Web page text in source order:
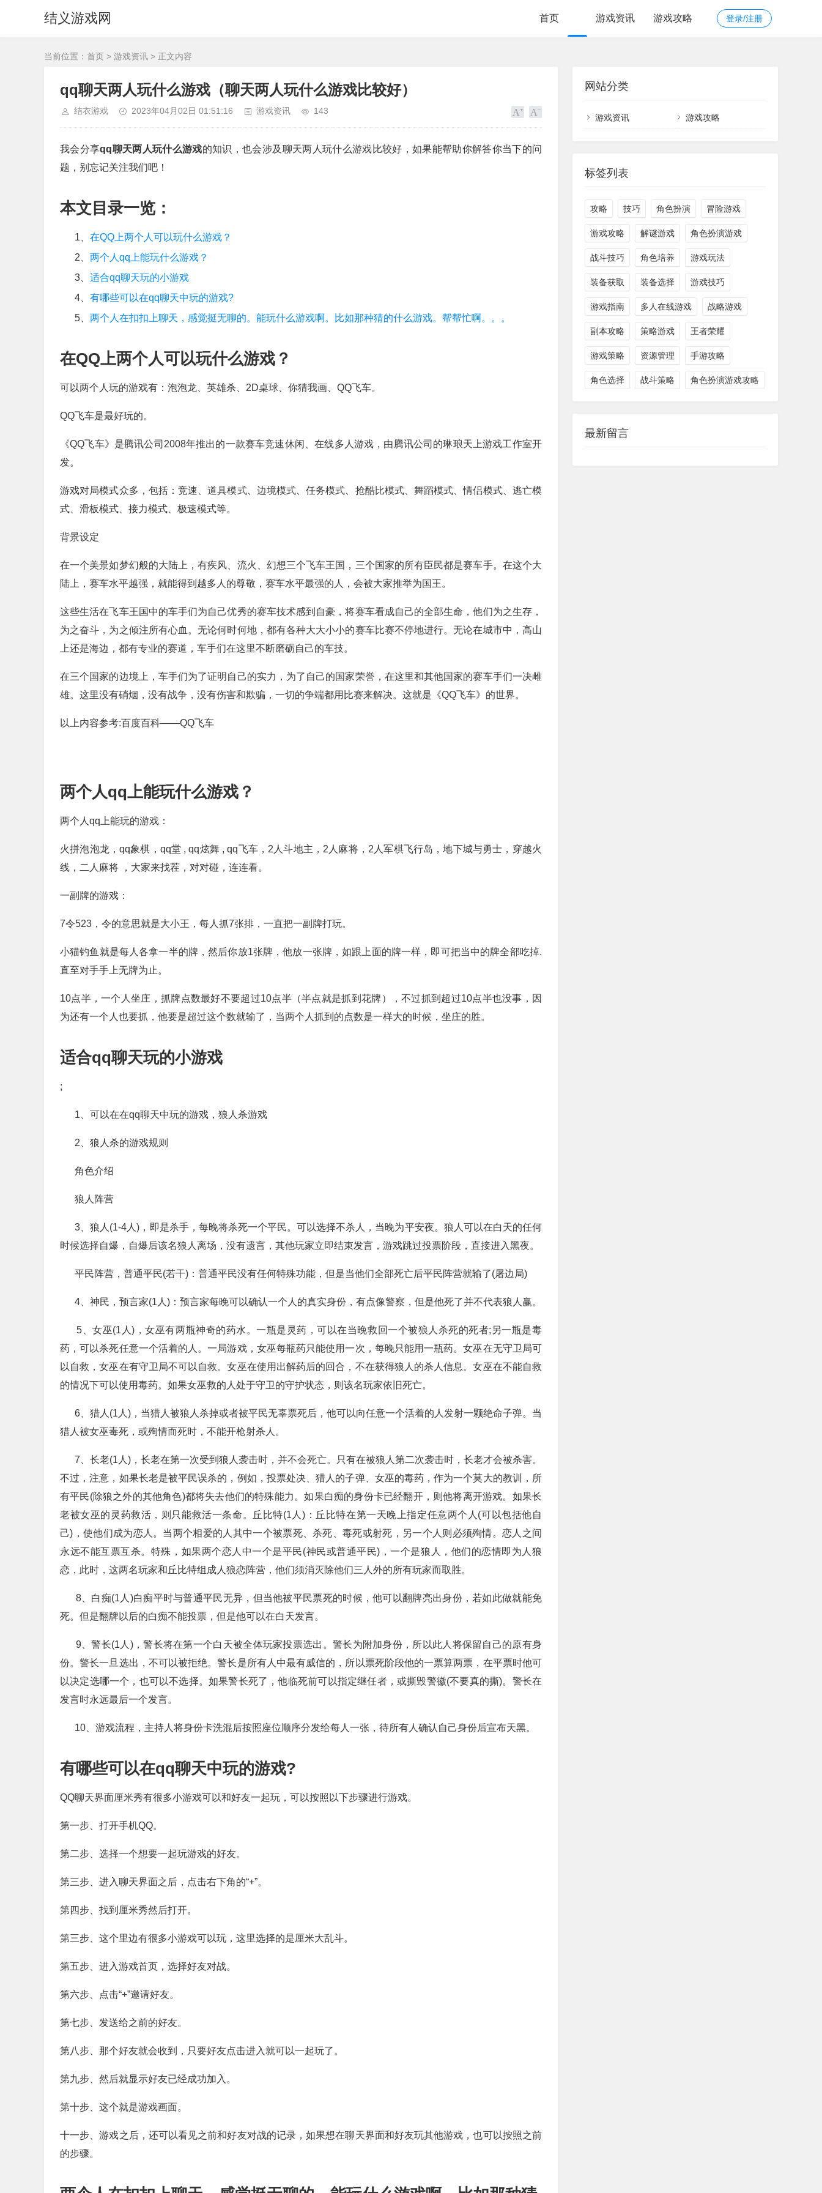
结义游戏网 登录/注册
首页 游戏资讯 游戏攻略
当前位置： 首页 > 游戏资讯 > 正文内容
qq聊天两人玩什么游戏（聊天两人玩什么游戏比较好）
结衣游戏 2023年04月02日 01:51:16 游戏资讯 143
我会分享qq聊天两人玩什么游戏的知识，也会涉及聊天两人玩什么游戏比较好，如果能帮助你解答你当下的问
题，别忘记关注我们吧！
本文目录一览：
1、 在QQ上两个人可以玩什么游戏？
2、 两个人qq上能玩什么游戏？
3、 适合qq聊天玩的小游戏
4、 有哪些可以在qq聊天中玩的游戏?
5、 两个人在扣扣上聊天，感觉挺无聊的。能玩什么游戏啊。比如那种猜的什么游戏。帮帮忙啊。。。
在QQ上两个人可以玩什么游戏？
可以两个人玩的游戏有：泡泡龙、英雄杀、2D桌球、你猜我画、QQ飞车。
QQ飞车是最好玩的。
《QQ飞车》是腾讯公司2008年推出的一款赛车竞速休闲、在线多人游戏，由腾讯公司的琳琅天上游戏工作室开
发。
游戏对局模式众多，包括：竞速、道具模式、边境模式、任务模式、抢酷比模式、舞蹈模式、情侣模式、逃亡模
式、滑板模式、接力模式、极速模式等。
背景设定
在一个美景如梦幻般的大陆上，有疾风、流火、幻想三个飞车王国，三个国家的所有臣民都是赛车手。在这个大
陆上，赛车水平越强，就能得到越多人的尊敬，赛车水平最强的人，会被大家推举为国王。
这些生活在飞车王国中的车手们为自己优秀的赛车技术感到自豪，将赛车看成自己的全部生命，他们为之生存，
为之奋斗，为之倾注所有心血。无论何时何地，都有各种大大小小的赛车比赛不停地进行。无论在城市中，高山
上还是海边，都有专业的赛道，车手们在这里不断磨砺自己的车技。
在三个国家的边境上，车手们为了证明自己的实力，为了自己的国家荣誉，在这里和其他国家的赛车手们一决雌
雄。这里没有硝烟，没有战争，没有伤害和欺骗，一切的争端都用比赛来解决。这就是《QQ飞车》的世界。
以上内容参考:百度百科——QQ飞车
两个人qq上能玩什么游戏？
两个人qq上能玩的游戏：
火拼泡泡龙，qq象棋，qq堂 , qq炫舞 , qq飞车，2人斗地主，2人麻将，2人军棋飞行岛，地下城与勇士，穿越火
线，二人麻将 ，大家来找茬，对对碰，连连看。
一副牌的游戏：
7令523，令的意思就是大小王，每人抓7张排，一直把一副牌打玩。
小猫钓鱼就是每人各拿一半的牌，然后你放1张牌，他放一张牌，如跟上面的牌一样，即可把当中的牌全部吃掉.
直至对手手上无牌为止。
10点半，一个人坐庄，抓牌点数最好不要超过10点半（半点就是抓到花牌），不过抓到超过10点半也没事，因
为还有一个人也要抓，他要是超过这个数就输了，当两个人抓到的点数是一样大的时候，坐庄的胜。
适合qq聊天玩的小游戏
;
1、可以在在qq聊天中玩的游戏，狼人杀游戏
2、狼人杀的游戏规则
角色介绍
狼人阵营
3、狼人(1-4人)，即是杀手，每晚将杀死一个平民。可以选择不杀人，当晚为平安夜。狼人可以在白天的任何
时候选择自爆，自爆后该名狼人离场，没有遗言，其他玩家立即结束发言，游戏跳过投票阶段，直接进入黑夜。
平民阵营，普通平民(若干)：普通平民没有任何特殊功能，但是当他们全部死亡后平民阵营就输了(屠边局)
4、神民，预言家(1人)：预言家每晚可以确认一个人的真实身份，有点像警察，但是他死了并不代表狼人赢。
5、女巫(1人)，女巫有两瓶神奇的药水。一瓶是灵药，可以在当晚救回一个被狼人杀死的死者;另一瓶是毒
药，可以杀死任意一个活着的人。一局游戏，女巫每瓶药只能使用一次，每晚只能用一瓶药。女巫在无守卫局可
以自救，女巫在有守卫局不可以自救。女巫在使用出解药后的回合，不在获得狼人的杀人信息。女巫在不能自救
的情况下可以使用毒药。如果女巫救的人处于守卫的守护状态，则该名玩家依旧死亡。
6、猎人(1人)，当猎人被狼人杀掉或者被平民无辜票死后，他可以向任意一个活着的人发射一颗绝命子弹。当
猎人被女巫毒死，或殉情而死时，不能开枪射杀人。
7、长老(1人)，长老在第一次受到狼人袭击时，并不会死亡。只有在被狼人第二次袭击时，长老才会被杀害。
不过，注意，如果长老是被平民误杀的，例如，投票处决、猎人的子弹、女巫的毒药，作为一个莫大的教训，所
有平民(除狼之外的其他角色)都将失去他们的特殊能力。如果白痴的身份卡已经翻开，则他将离开游戏。如果长
老被女巫的灵药救活，则只能救活一条命。丘比特(1人)：丘比特在第一天晚上指定任意两个人(可以包括他自
己)，使他们成为恋人。当两个相爱的人其中一个被票死、杀死、毒死或射死，另一个人则必须殉情。恋人之间
永远不能互票互杀。特殊，如果两个恋人中一个是平民(神民或普通平民)，一个是狼人，他们的恋情即为人狼
恋，此时，这两名玩家和丘比特组成人狼恋阵营，他们须消灭除他们三人外的所有玩家而取胜。
8、白痴(1人)白痴平时与普通平民无异，但当他被平民票死的时候，他可以翻牌亮出身份，若如此做就能免
死。但是翻牌以后的白痴不能投票，但是他可以在白天发言。
9、警长(1人)，警长将在第一个白天被全体玩家投票选出。警长为附加身份，所以此人将保留自己的原有身
份。警长一旦选出，不可以被拒绝。警长是所有人中最有威信的，所以票死阶段他的一票算两票，在平票时他可
以决定选哪一个，也可以不选择。如果警长死了，他临死前可以指定继任者，或撕毁警徽(不要真的撕)。警长在
发言时永远最后一个发言。
10、游戏流程，主持人将身份卡洗混后按照座位顺序分发给每人一张，待所有人确认自己身份后宣布天黑。
有哪些可以在qq聊天中玩的游戏?
QQ聊天界面厘米秀有很多小游戏可以和好友一起玩，可以按照以下步骤进行游戏。
第一步、打开手机QQ。
第二步、选择一个想要一起玩游戏的好友。
第三步、进入聊天界面之后，点击右下角的“+”。
第四步、找到厘米秀然后打开。
第三步、这个里边有很多小游戏可以玩，这里选择的是厘米大乱斗。
第五步、进入游戏首页，选择好友对战。
第六步、点击“+”邀请好友。
第七步、发送给之前的好友。
第八步、那个好友就会收到，只要好友点击进入就可以一起玩了。
第九步、然后就显示好友已经成功加入。
第十步、这个就是游戏画面。
十一步、游戏之后，还可以看见之前和好友对战的记录，如果想在聊天界面和好友玩其他游戏，也可以按照之前
的步骤。
网站分类
游戏资讯 游戏攻略
标签列表
攻略 技巧 角色扮演 冒险游戏
游戏攻略 解谜游戏 角色扮演游戏
战斗技巧 角色培养 游戏玩法
装备获取 装备选择 游戏技巧
游戏指南 多人在线游戏 战略游戏
副本攻略 策略游戏 王者荣耀
游戏策略 资源管理 手游攻略
角色选择 战斗策略 角色扮演游戏攻略
最新留言